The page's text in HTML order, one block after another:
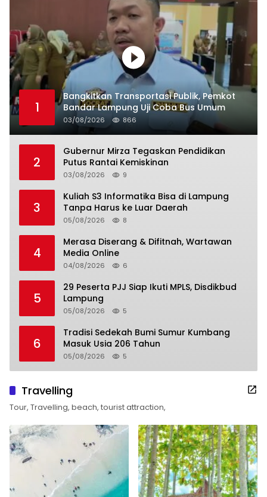
1
Bangkitkan Transportasi Publik, Pemkot
Bandar Lampung Uji Coba Bus Umum
03/08/2026 866
2
Gubernur Mirza Tegaskan Pendidikan
Putus Rantai Kemiskinan
03/08/2026 9
3
Kuliah S3 Informatika Bisa di Lampung
Tanpa Harus ke Luar Daerah
05/08/2026 8
4
Merasa Diserang & Difitnah, Wartawan
Media Online
04/08/2026 6
5
29 Peserta PJJ Siap Ikuti MPLS, Disdikbud
Lampung
05/08/2026 5
6
Tradisi Sedekah Bumi Sumur Kumbang
Masuk Usia 206 Tahun
05/08/2026 5
Travelling
Tour, Travelling, beach, tourist attraction,